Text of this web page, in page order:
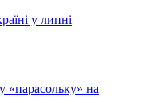
у липні
«парасольку» на